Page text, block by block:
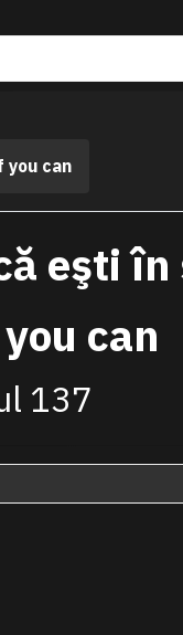
you can
eşti
can
137